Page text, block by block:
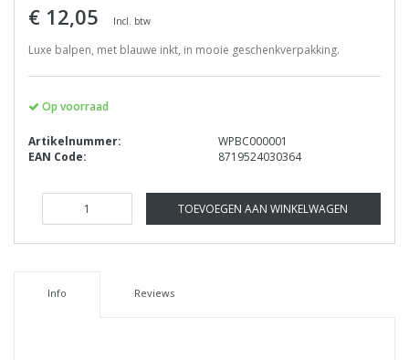
€ 12,05 Incl. btw
Luxe balpen, met blauwe inkt, in mooie geschenkverpakking.
Op voorraad
Artikelnummer:
WPBC000001
EAN Code:
8719524030364
TOEVOEGEN AAN WINKELWAGEN
Info Reviews